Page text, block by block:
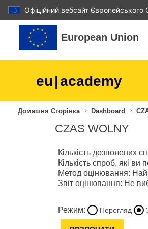
Офіційний вебсайт Європейського
Перейти до головного вмісту
European Union
eu|academy
міста,
Домашня Сторінка Dashboard
CZAS WOLNY
Кількість дозволених
Кількість спроб, які ви
Метод оцінювання:
Звіт оцінювання: Не
Режим: Перегляд